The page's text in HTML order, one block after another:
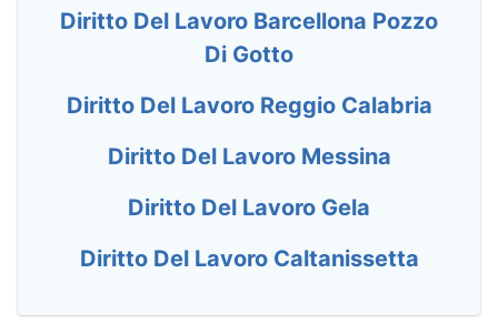
Diritto Del Lavoro Barcellona Pozzo
Di Gotto
Diritto Del Lavoro Reggio Calabria
Diritto Del Lavoro Messina
Diritto Del Lavoro Gela
Diritto Del Lavoro Caltanissetta